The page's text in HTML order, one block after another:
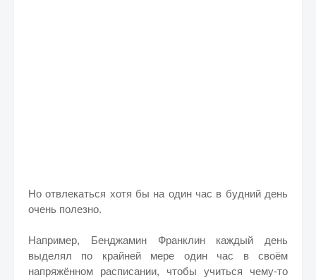
Но отвлекаться хотя бы на один час в будний день
очень полезно.
Например, Бенджамин Франклин каждый день
выделял по крайней мере один час в своём
напряжённом расписании, чтобы учиться чему-то